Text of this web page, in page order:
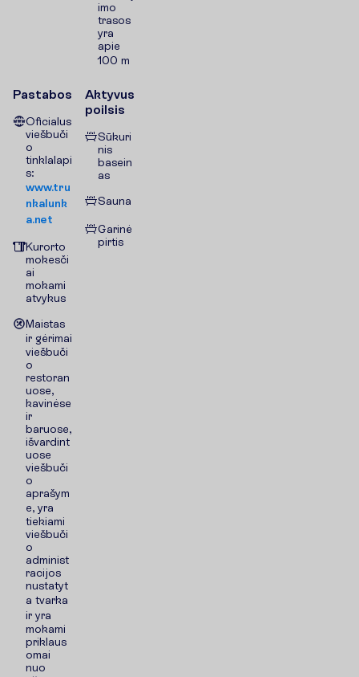
imo
trasos
yra
apie
100 m
Pastabos
Oficialus
viešbuči
o
tinklalapi
s:
www.tru
nkalunk
a.net
Kurorto
mokesči
ai
mokami
atvykus
Maistas
ir gėrimai
viešbuči
o
restoran
uose,
kavinėse
ir
baruose,
išvardint
uose
viešbuči
o
aprašym
e, yra
tiekiami
viešbuči
o
administ
racijos
nustatyt
a tvarka
ir yra
mokami
priklaus
omai
nuo
Aktyvus
poilsis
Sūkuri
nis
basein
as
Sauna
Garinė
pirtis